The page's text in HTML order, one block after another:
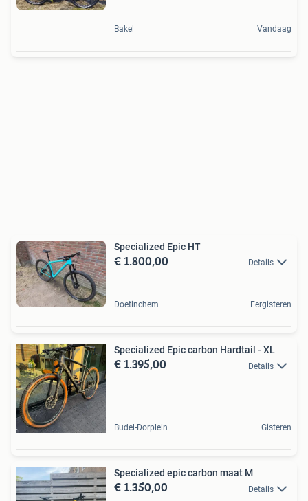
Bakel Vandaag
Specialized Epic HT
€ 1.800,00 Details
Doetinchem Eergisteren
Specialized Epic carbon Hardtail - XL
€ 1.395,00 Details
Budel-Dorplein Gisteren
Specialized epic carbon maat M
€ 1.350,00 Details